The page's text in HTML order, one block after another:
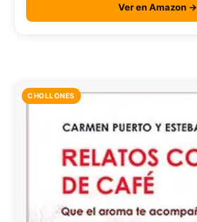
Ver en Amazon →
CHOLLONES